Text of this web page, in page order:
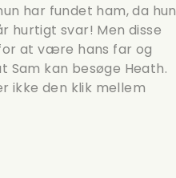
har fundet ham, da hun
hurtigt svar! Men disse
at være hans far og
kan besøge Heath.
ikke den klik mellem